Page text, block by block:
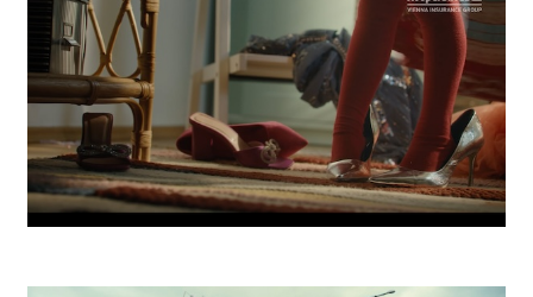
Kooperativa Bezstarostný život